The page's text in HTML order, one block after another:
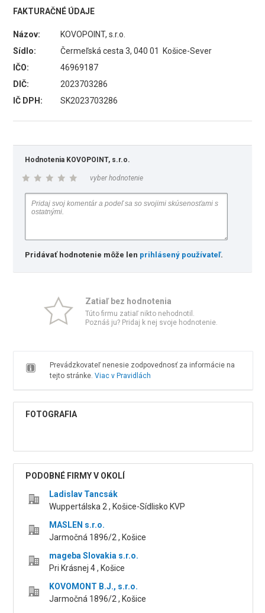
FAKTURAČNÉ ÚDAJE
Názov:
KOVOPOINT, s.r.o.
Sídlo:
Čermeľská cesta 3, 040 01 Košice-Sever
IČO:
46969187
DIČ:
2023703286
IČ DPH:
SK2023703286
Hodnotenia KOVOPOINT, s.r.o.
vyber hodnotenie
Pridávať hodnotenie môže len prihlásený používateľ.
Zatiaľ bez hodnotenia
Túto firmu zatiaľ nikto nehodnotil.
Poznáš ju? Pridaj k nej svoje hodnotenie.
Prevádzkovateľ nenesie zodpovednosť za informácie na
tejto stránke. Viac v Pravidlách
FOTOGRAFIA
PODOBNÉ FIRMY V OKOLÍ
Ladislav Tancsák
Wuppertálska 2 , Košice-Sídlisko KVP
MASLEN s.r.o.
Jarmočná 1896/2 , Košice
mageba Slovakia s.r.o.
Pri Krásnej 4 , Košice
KOVOMONT B.J., s.r.o.
Jarmočná 1896/2 , Košice